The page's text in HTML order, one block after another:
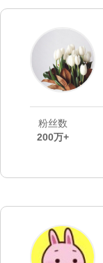
粉丝数
200万+